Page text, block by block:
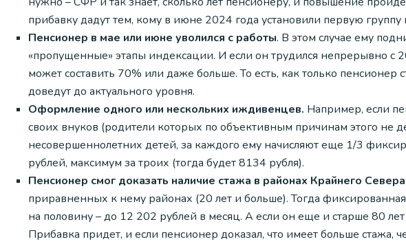
прибавку дадут тем, кому в июне 2024 года установили первую группу
Пенсионер в мае или июне уволился с работы. В этом случае ему
«пропущенные» этапы индексации. И если он трудился непрерывно с
может составить 70% или даже больше. То есть, как только
доведут до актуального уровня.
Оформление одного или нескольких иждивенцев. Например, если
своих внуков (родители которых по объективным причинам этого не
несовершеннолетних детей, за каждого ему начисляют еще 1/3
рублей, максимум за троих (тогда будет 8134 рубля).
Пенсионер смог доказать наличие стажа в районах Крайнего Севера
приравненных к нему районах (20 лет и больше). Тогда
на половину – до 12 202 рублей в месяц. А если он еще и старше 80
Прибавка придет, и если пенсионер доказал, что имеет больше стажа,